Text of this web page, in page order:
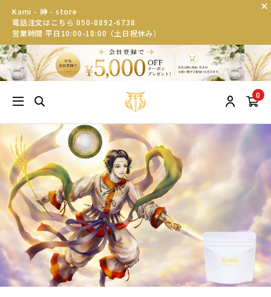
Kami - 神 - store
電話注文はこちら 050-8892-6738
営業時間 平日10:00-18:00（土日祝休み）
0